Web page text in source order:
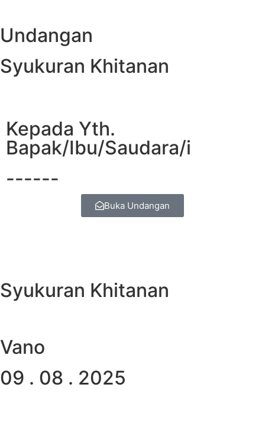
Undangan
Syukuran Khitanan
Kepada Yth.
Bapak/Ibu/Saudara/i
------
Buka Undangan
Syukuran Khitanan
Vano
09 . 08 . 2025